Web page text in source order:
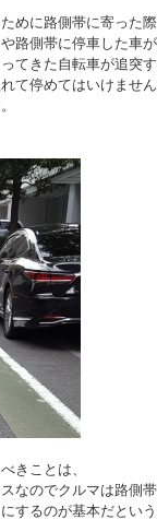
めに路側帯に寄った
路側帯に停車した車
てきた自転車が追突
て停めてはいけませ
きことは、
なのでクルマは路側
するのが基本だとい